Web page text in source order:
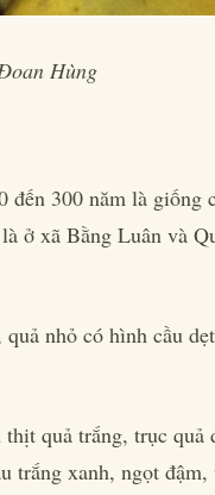
Hùng
đến 300 năm là giống
ở xã Bằng Luân và
nhỏ có hình cầu
quả trắng, trục quả
trắng xanh, ngọt